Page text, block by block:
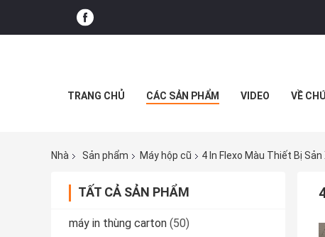
TRANG CHỦ CÁC SẢN PHẨM VIDEO VỀ
Nhà Sản phẩm Máy hộp cũ 4 In Flexo Màu Thiết Bị
TẤT CẢ SẢN PHẨM
máy in thùng carton (50)